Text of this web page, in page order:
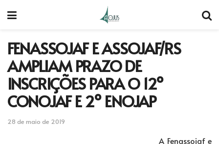
FENASSOJAF E ASSOJAF/RS
AMPLIAM PRAZO DE
INSCRIÇÕES PARA O 12º
CONOJAF E 2º ENOJAP
28 de maio de 2019
A Fenassojaf e